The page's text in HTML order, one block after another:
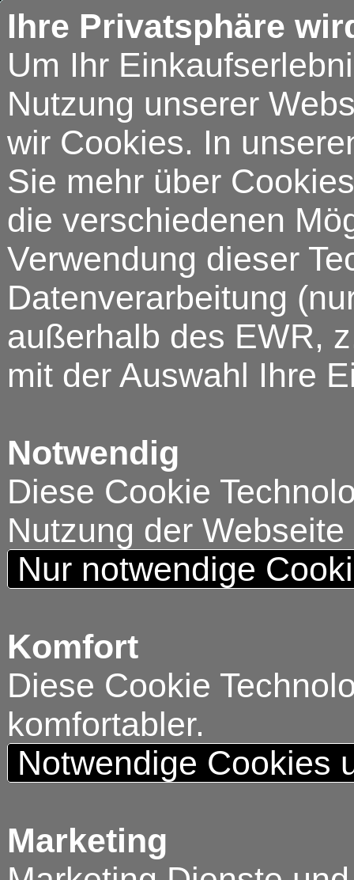
Ihre Privatsphäre
Um Ihr
Nutzung unserer
wir Cookies. In
Sie mehr über
die verschiedenen
Verwendung dieser
Datenverarbeitung
außerhalb des EWR,
mit der Auswahl Ihre
Notwendig
Diese Cookie
Nutzung der
Nur notwendige
Komfort
Diese Cookie
komfortabler.
Notwendige Cookies
Marketing